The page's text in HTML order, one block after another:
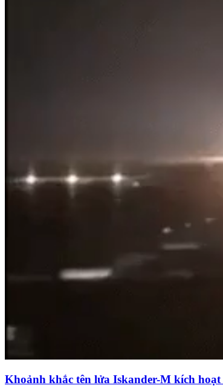
Khoảnh khắc tên lửa Iskander-M kích